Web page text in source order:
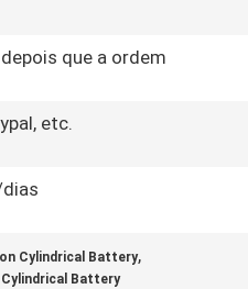
que a ordem
etc.
Cylindrical Battery,
Battery